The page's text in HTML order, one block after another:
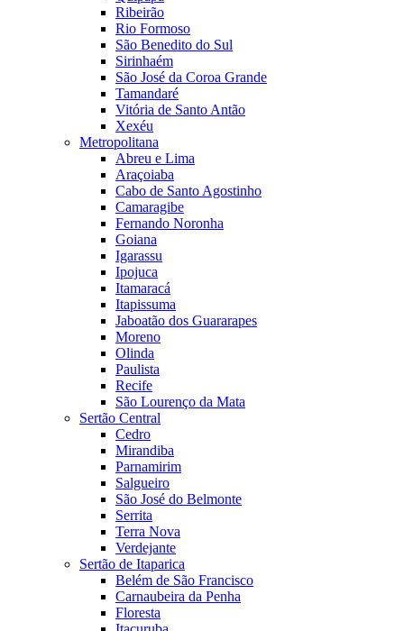
Ribeirão
Rio Formoso
São Benedito do Sul
Sirinhaém
São José da Coroa Grande
Tamandaré
Vitória de Santo Antão
Xexéu
Metropolitana
Abreu e Lima
Araçoiaba
Cabo de Santo Agostinho
Camaragibe
Fernando Noronha
Goiana
Igarassu
Ipojuca
Itamaracá
Itapissuma
Jaboatão dos Guararapes
Moreno
Olinda
Paulista
Recife
São Lourenço da Mata
Sertão Central
Cedro
Mirandiba
Parnamirim
Salgueiro
São José do Belmonte
Serrita
Terra Nova
Verdejante
Sertão de Itaparica
Belém de São Francisco
Carnaubeira da Penha
Floresta